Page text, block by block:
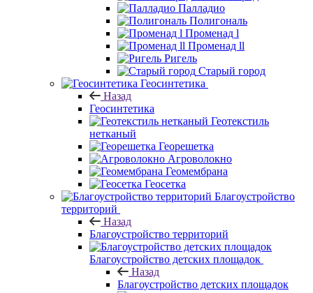
Палладио
Полигональ
Променад l
Променад ll
Ригель
Старый город
Геосинтетика
Назад
Геосинтетика
Геотекстиль
нетканый
Георешетка
Агроволокно
Геомембрана
Геосетка
Благоустройство
территорий
Назад
Благоустройство территорий
Благоустройство детских площадок
Назад
Благоустройство детских площадок